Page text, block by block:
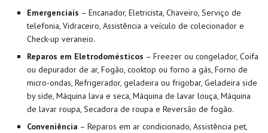
Emergenciais – Encanador, Eletricista, Chaveiro, Serviço de
telefonia, Vidraceiro, Assistência a veículo de colecionador e
Check-up veraneio.
Reparos em Eletrodomésticos – Freezer ou congelador, Coifa
ou depurador de ar, Fogão, cooktop ou forno a gás, Forno de
micro-ondas, Refrigerador, geladeira ou frigobar, Geladeira side
by side, Máquina lava e seca, Máquina de lavar louça, Máquina
de lavar roupa, Secadora de roupa e Reversão de fogão.
Conveniência – Reparos em ar condicionado, Assistência pet,